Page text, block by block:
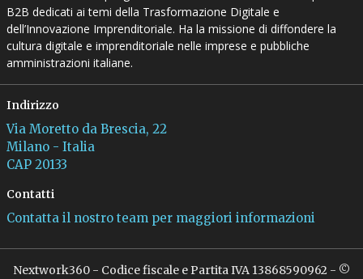
B2B dedicati ai temi della Trasformazione Digitale e
dell’Innovazione Imprenditoriale. Ha la missione di diffondere la
cultura digitale e imprenditoriale nelle imprese e pubbliche
amministrazioni italiane.
Indirizzo
Via Moretto da Brescia, 22
Milano - Italia
CAP 20133
Contatti
Contatta il nostro team per maggiori informazioni
Nextwork360 - Codice fiscale e Partita IVA 13868590962 - ©